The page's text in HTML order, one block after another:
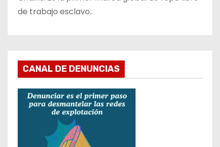
de trabajo esclavo..
CANAL DE DENUNCIAS